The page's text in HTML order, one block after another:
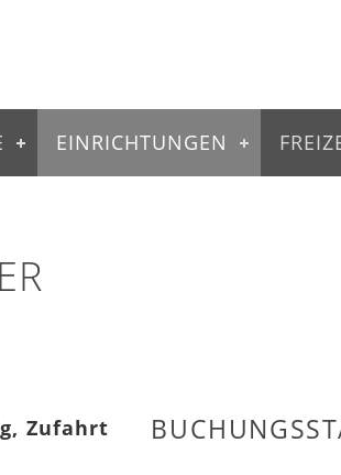
EINRICHTUNGEN
Zufahrt